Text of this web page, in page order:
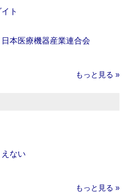
ト
本医療機器産業連合会
もっと見る »
ない
もっと見る »